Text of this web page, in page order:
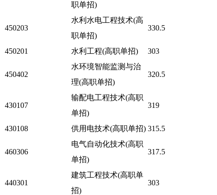
职单招)
450203
水利水电工程技术(高
职单招)
330.5
450201 水利工程(高职单招) 303
450402
水环境智能监测与治
理(高职单招)
320.5
430107
输配电工程技术(高职
单招)
319
430108 供用电技术(高职单招) 315.5
460306
电气自动化技术(高职
单招)
317.5
440301
建筑工程技术(高职单
招)
303